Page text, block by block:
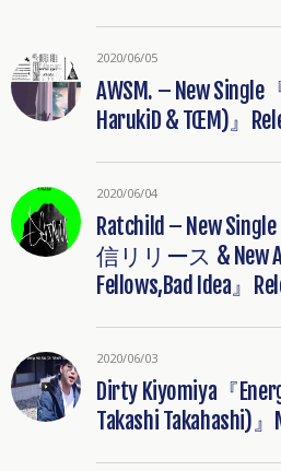
2020/06/05
AWSM. – New
HarukiD & TŒM)』
2020/06/04
Ratchild – New
信リリース & New
Fellows,Bad Idea』
2020/06/03
Dirty Kiyomiya『
Takashi Takahashi)』